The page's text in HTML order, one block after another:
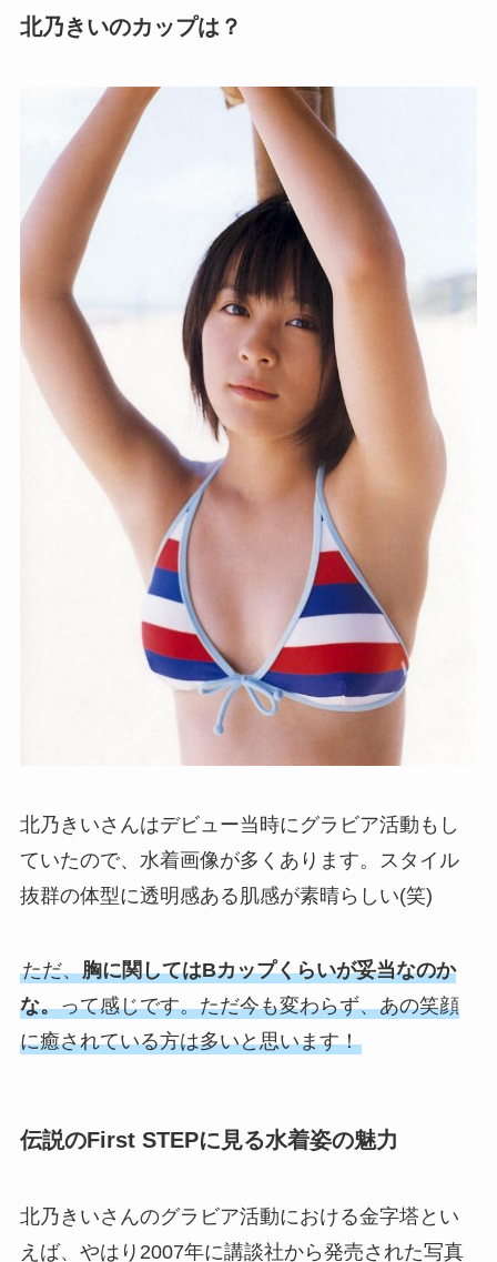
北乃きいのカップは？
北乃きいさんはデビュー当時にグラビア活動もし
ていたので、水着画像が多くあります。スタイル
抜群の体型に透明感ある肌感が素晴らしい(笑)
ただ、胸に関してはBカップくらいが妥当なのか
な。って感じです。ただ今も変わらず、あの笑顔
に癒されている方は多いと思います！
伝説のFirst STEPに見る水着姿の魅力
北乃きいさんのグラビア活動における金字塔とい
えば、やはり2007年に講談社から発売された写真